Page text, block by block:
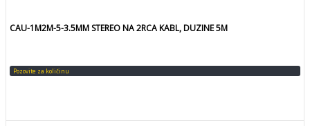
CAU-1M2M-5-3.5MM STEREO NA 2RCA KABL, DUZINE 5M
Pozovite za količinu